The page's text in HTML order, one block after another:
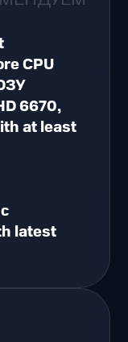
CPU
6670,
at least
latest